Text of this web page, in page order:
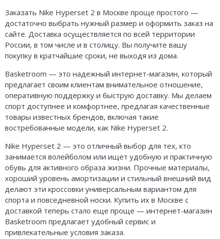
Заказать Nike Hyperset 2 в Москве проще простого —
достаточно выбрать нужный размер и оформить заказ на
сайте. Доставка осуществляется по всей территории
России, в том числе и в столицу. Вы получите вашу
покупку в кратчайшие сроки, не выходя из дома.
Basketroom — это надежный интернет-магазин, который
предлагает своим клиентам внимательное отношение,
оперативную поддержку и быструю доставку. Мы делаем
спорт доступнее и комфортнее, предлагая качественные
товары известных брендов, включая такие
востребованные модели, как Nike Hyperset 2.
Nike Hyperset 2 — это отличный выбор для тех, кто
занимается волейболом или ищет удобную и практичную
обувь для активного образа жизни. Прочные материалы,
хороший уровень амортизации и стильный внешний вид
делают эти кроссовки универсальным вариантом для
спорта и повседневной носки. Купить их в Москве с
доставкой теперь стало еще проще — интернет-магазин
Basketroom предлагает удобный сервис и
привлекательные условия заказа.